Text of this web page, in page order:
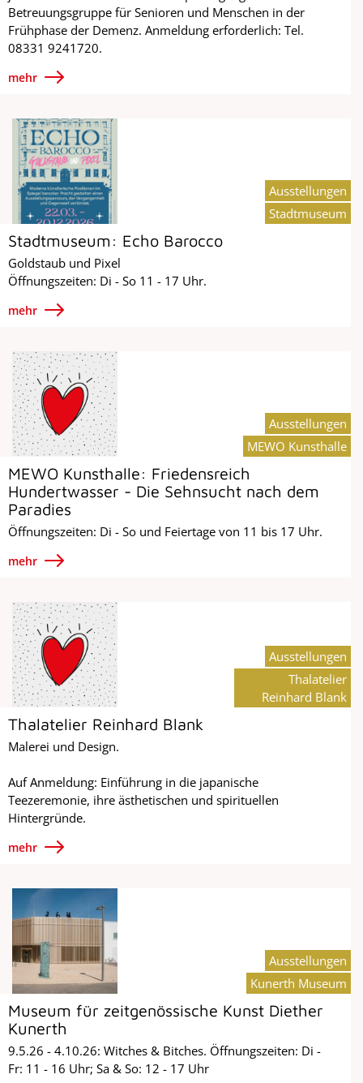
Betreuungsgruppe für Senioren und Menschen in der
Frühphase der Demenz. Anmeldung erforderlich: Tel.
08331 9241720.
mehr
Stadtmuseum: Echo Barocco
Goldstaub und Pixel
Öffnungszeiten: Di - So 11 - 17 Uhr.
mehr
Ausstellungen
Stadtmuseum
MEWO Kunsthalle: Friedensreich
Hundertwasser - Die Sehnsucht nach dem
Paradies
Öffnungszeiten: Di - So und Feiertage von 11 bis 17 Uhr.
mehr
Ausstellungen
MEWO Kunsthalle
Thalatelier Reinhard Blank
Malerei und Design.
Auf Anmeldung: Einführung in die japanische
Teezeremonie, ihre ästhetischen und spirituellen
Hintergründe.
mehr
Ausstellungen
Thalatelier
Reinhard Blank
Museum für zeitgenössische Kunst Diether
Kunerth
9.5.26 - 4.10.26: Witches & Bitches. Öffnungszeiten: Di -
Fr: 11 - 16 Uhr; Sa & So: 12 - 17 Uhr
Ausstellungen
Kunerth Museum